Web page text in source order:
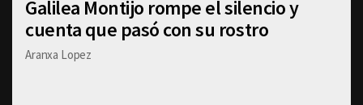
Galilea Montijo rompe el silencio y
cuenta que pasó con su rostro
Aranxa Lopez